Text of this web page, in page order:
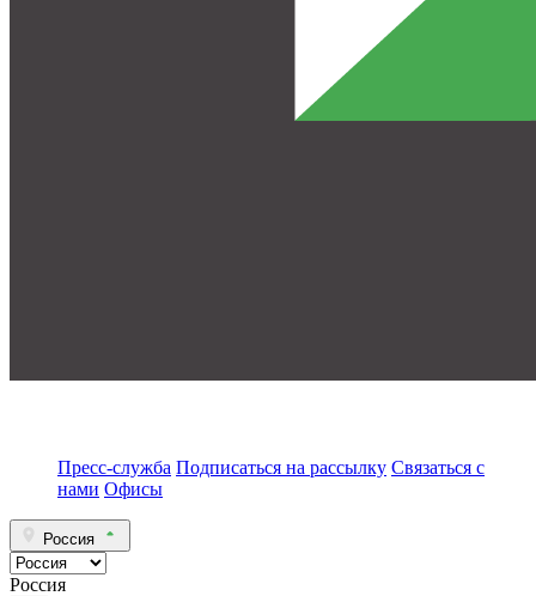
Пресс-служба Подписаться на рассылку Связаться с
нами Офисы
Россия
Россия